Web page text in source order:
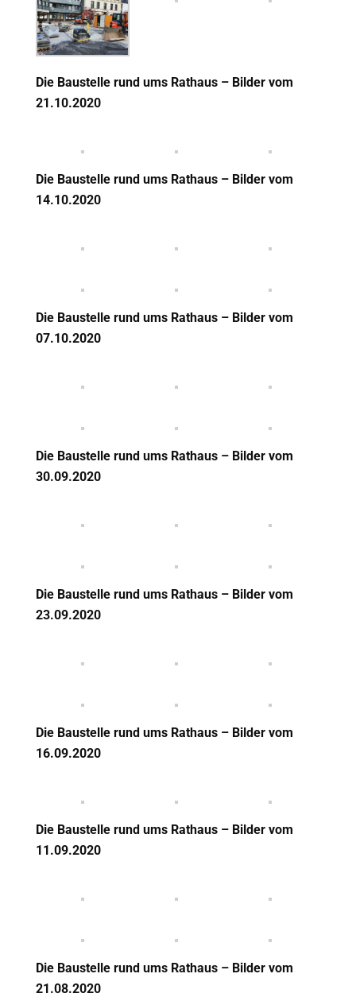
Die Baustelle rund ums Rathaus – Bilder vom
21.10.2020
Die Baustelle rund ums Rathaus – Bilder vom
14.10.2020
Die Baustelle rund ums Rathaus – Bilder vom
07.10.2020
Die Baustelle rund ums Rathaus – Bilder vom
30.09.2020
Die Baustelle rund ums Rathaus – Bilder vom
23.09.2020
Die Baustelle rund ums Rathaus – Bilder vom
16.09.2020
Die Baustelle rund ums Rathaus – Bilder vom
11.09.2020
Die Baustelle rund ums Rathaus – Bilder vom
21.08.2020